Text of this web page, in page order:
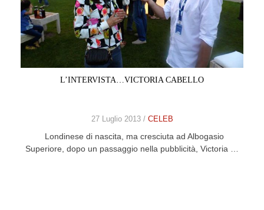
TRAVEL
PARTIES
CELEB
CONTACT
L’INTERVISTA…VICTORIA CABELLO
27 Luglio 2013 / CELEB
Londinese di nascita, ma cresciuta ad Albogasio
Superiore, dopo un passaggio nella pubblicità, Victoria …